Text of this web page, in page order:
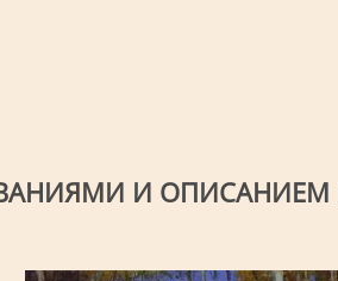
И ОПИСАНИЕМ